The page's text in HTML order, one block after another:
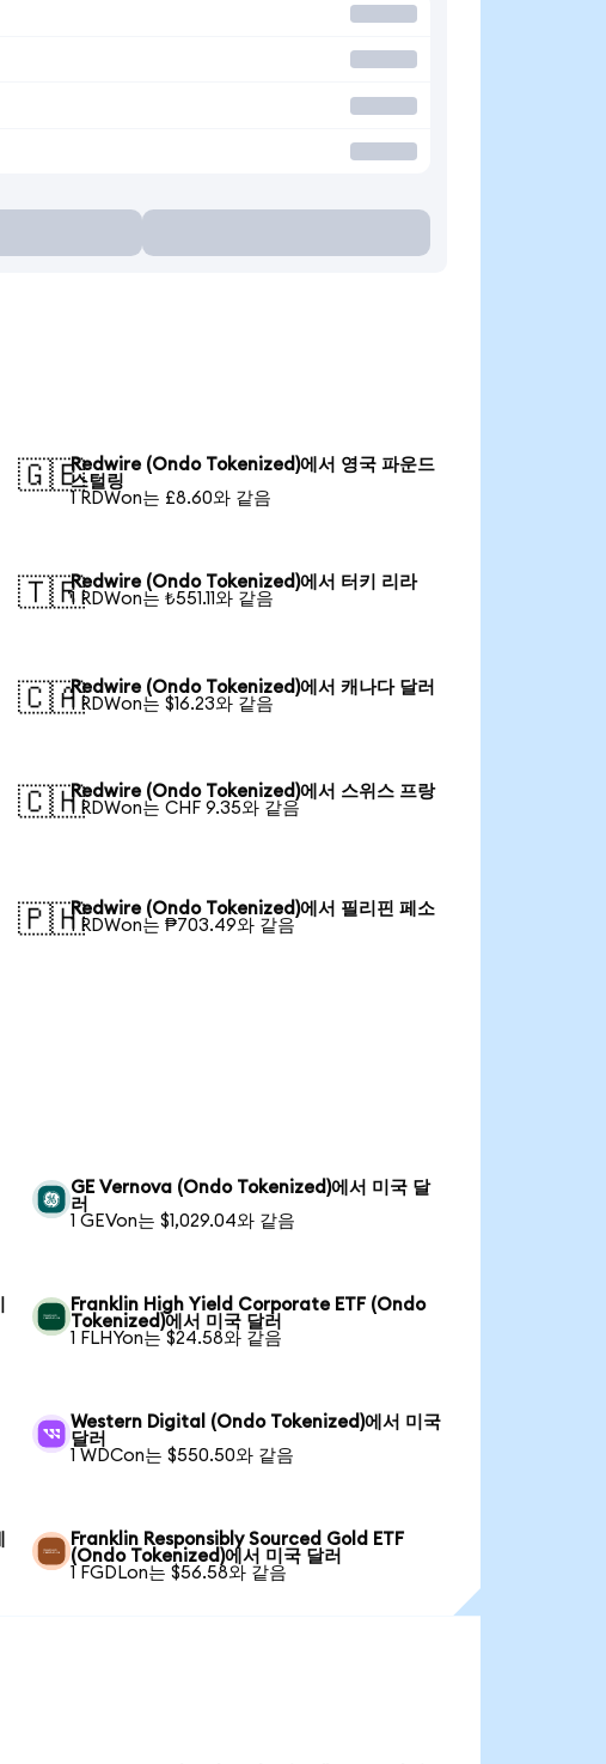
🇬🇧Redwire (Ondo Tokenized)에서 영국 파운드
스털링
1 RDWon는 £8.60와 같음
🇹🇷Redwire (Ondo Tokenized)에서 터키 리라
1 RDWon는 ₺551.11와 같음
🇨🇦Redwire (Ondo Tokenized)에서 캐나다 달러
1 RDWon는 $16.23와 같음
🇨🇭Redwire (Ondo Tokenized)에서 스위스 프랑
1 RDWon는 CHF 9.35와 같음
🇵🇭Redwire (Ondo Tokenized)에서 필리핀 페소
1 RDWon는 ₱703.49와 같음
GE Vernova (Ondo Tokenized)에서 미국 달
러
1 GEVon는 $1,029.04와 같음
Franklin High Yield Corporate ETF (Ondo
Tokenized)에서 미국 달러
1 FLHYon는 $24.58와 같음
Western Digital (Ondo Tokenized)에서 미국
달러
1 WDCon는 $550.50와 같음
Franklin Responsibly Sourced Gold ETF
(Ondo Tokenized)에서 미국 달러
1 FGDLon는 $56.58와 같음